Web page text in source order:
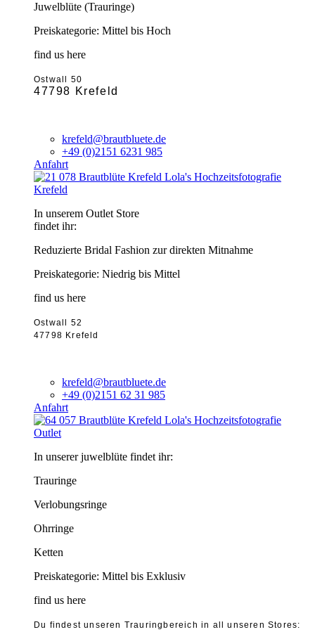
Juwelblüte (Trauringe)
Preiskategorie: Mittel bis Hoch
find us here
Ostwall 50
47798 Krefeld
krefeld@brautbluete.de
+49 (0)2151 6231 985
Anfahrt
Krefeld
In unserem Outlet Store
findet ihr:
Reduzierte Bridal Fashion zur direkten Mitnahme
Preiskategorie: Niedrig bis Mittel
find us here
Ostwall 52
47798 Krefeld
krefeld@brautbluete.de
+49 (0)2151 62 31 985
Anfahrt
Outlet
In unserer juwelblüte findet ihr:
Trauringe
Verlobungsringe
Ohrringe
Ketten
Preiskategorie: Mittel bis Exklusiv
find us here
Du findest unseren Trauringbereich in all unseren Stores: